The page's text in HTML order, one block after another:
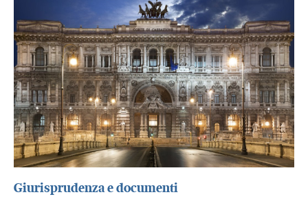
Giurisprudenza e documenti